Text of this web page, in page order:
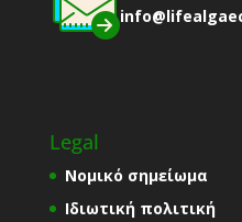
Legal
Νομικό σημείωμα
Ιδιωτική πολιτική